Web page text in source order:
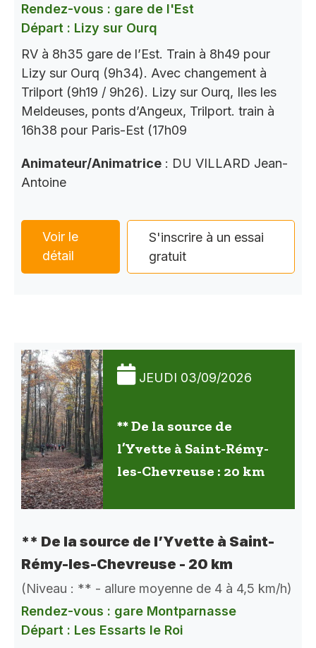
Rendez-vous : gare de l'Est
Départ : Lizy sur Ourq
RV à 8h35 gare de l’Est. Train à 8h49 pour
Lizy sur Ourq (9h34). Avec changement à
Trilport (9h19 / 9h26). Lizy sur Ourq, Iles les
Meldeuses, ponts d’Angeux, Trilport. train à
16h38 pour Paris-Est (17h09
Animateur/Animatrice : DU VILLARD Jean-
Antoine
Voir le
détail
S'inscrire à un essai
gratuit
JEUDI 03/09/2026
** De la source de
l’Yvette à Saint-Rémy-
les-Chevreuse : 20 km
** De la source de l’Yvette à Saint-
Rémy-les-Chevreuse - 20 km
(Niveau : ** - allure moyenne de 4 à 4,5 km/h)
Rendez-vous : gare Montparnasse
Départ : Les Essarts le Roi